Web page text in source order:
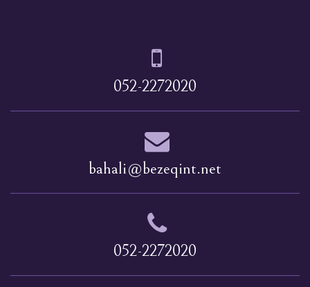
052-2272020
bahali@bezeqint.net
052-2272020